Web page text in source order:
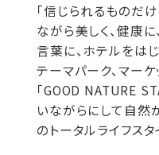
「信じられるものだけ
ながら美しく、健康
言葉に、ホテルをはじ
テーマパーク、マー
「GOOD NATURE
いながらにして自然
のトータルライフス